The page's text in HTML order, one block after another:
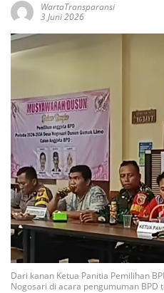
WartaTransparansi
3 Juni 2026
Dari kanan Ketua Panitia Pemilihan
Nogosari di acara pengumuman BPD